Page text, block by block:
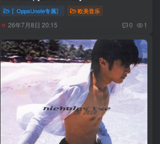
Single(5099940486659)【16bit／44.1kHz】
土耳其区
〖OppsUnote专属〗 欧美音乐
26年7月8日 20:15 0 1